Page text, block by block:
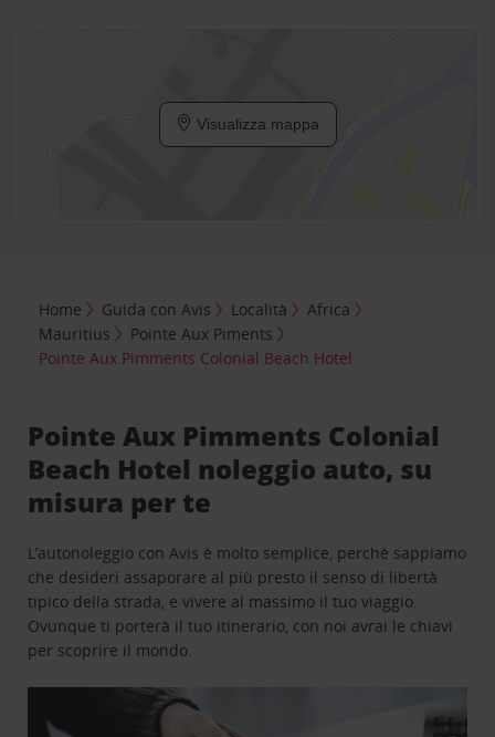
Visualizza mappa
Home Guida con Avis Località
Africa
Mauritius
Pointe Aux Piments
Pointe Aux Pimments Colonial Beach Hotel
Pointe Aux Pimments Colonial
Beach Hotel noleggio auto, su
misura per te
L’autonoleggio con Avis è molto semplice, perchè sappiamo
che desideri assaporare al più presto il senso di libertà
tipico della strada, e vivere al massimo il tuo viaggio.
Ovunque ti porterà il tuo itinerario, con noi avrai le chiavi
per scoprire il mondo.